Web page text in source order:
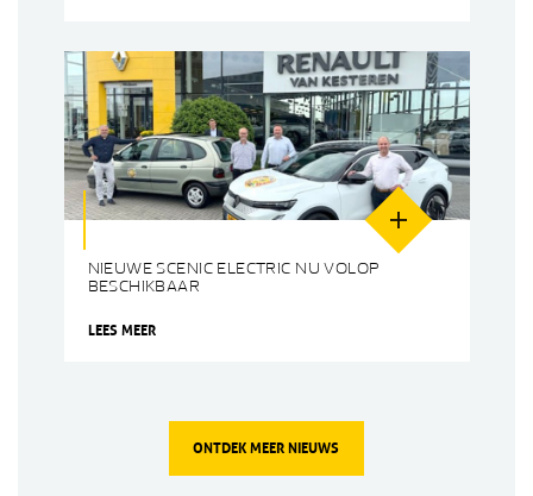
NIEUWE SCENIC ELECTRIC NU VOLOP
BESCHIKBAAR
LEES MEER
ONTDEK MEER NIEUWS